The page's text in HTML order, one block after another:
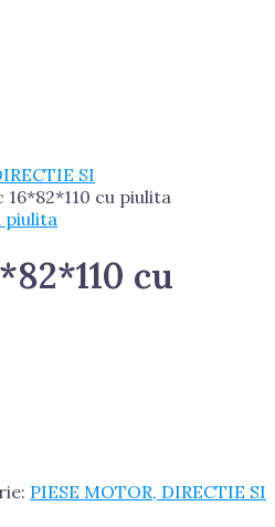
SI
cu piulita
cu
PIESE MOTOR, DIRECTIE SI